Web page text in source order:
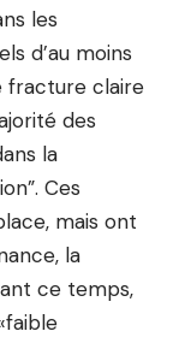
les
d’au moins
fracture claire
des
la
Ces
mais ont
la
ce temps,